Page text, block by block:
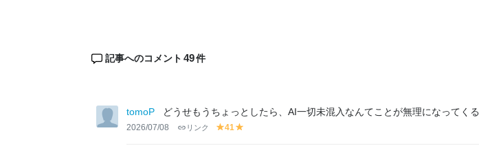
記事へのコメント 49件
tomoP どうせもうちょっとしたら、AI一切未混入なんてことが無理になってくる
2026/07/08 リンク
y
41